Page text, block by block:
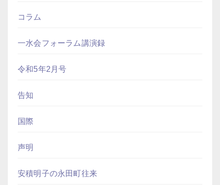
コラム
一水会フォーラム講演録
令和5年2月号
告知
国際
声明
安積明子の永田町往来